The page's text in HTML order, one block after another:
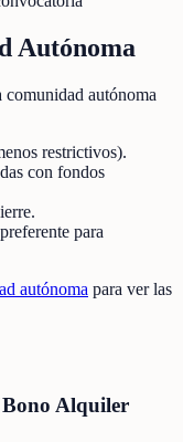
Autónoma
comunidad autónoma
restrictivos).
con fondos
para
autónoma para ver las
Alquiler